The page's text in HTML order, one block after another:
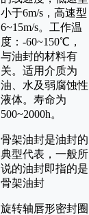
小于6m/s，高速型
6~15m/s。工作温
度：-60~150℃，
与油封的材料有
关。适用介质为
油、水及弱腐蚀性
液体。寿命为
500~2000h。
骨架油封是油封的
典型代表，一般所
说的油封即指的是
骨架油封
旋转轴唇形密封圈